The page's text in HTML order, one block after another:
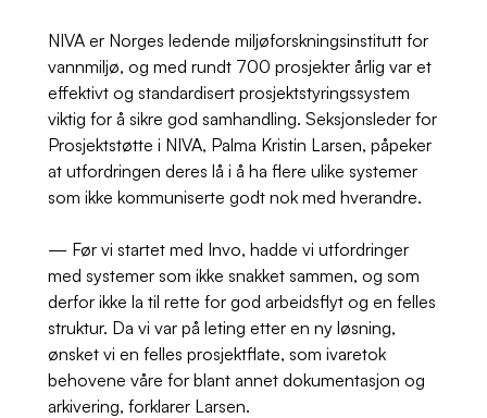
NIVA er Norges ledende miljøforskningsinstitutt for
vannmiljø, og med rundt 700 prosjekter årlig var et
effektivt og standardisert prosjektstyringssystem
viktig for å sikre god samhandling. Seksjonsleder for
Prosjektstøtte i NIVA, Palma Kristin Larsen, påpeker
at utfordringen deres lå i å ha flere ulike systemer
som ikke kommuniserte godt nok med hverandre.
— Før vi startet med Invo, hadde vi utfordringer
med systemer som ikke snakket sammen, og som
derfor ikke la til rette for god arbeidsflyt og en felles
struktur. Da vi var på leting etter en ny løsning,
ønsket vi en felles prosjektflate, som ivaretok
behovene våre for blant annet dokumentasjon og
arkivering, forklarer Larsen.